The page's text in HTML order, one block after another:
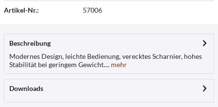
Artikel-Nr.: 57006
Beschreibung
Modernes Design, leichte Bedienung, verecktes Scharnier, hohes
Stabilität bei geringem Gewicht.... mehr
Downloads